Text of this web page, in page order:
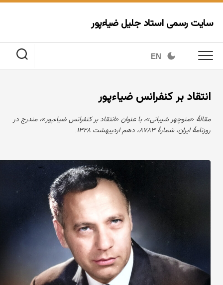
Skip
content
سایت رسمی استاد جلیل ضیاءپور
EN
انتقاد بر کنفرانس ضیاءپور
مقالهٔ «منوچهر شیبانی»، با عنوان «انتقاد بر کنفرانس ضیاءپور»، مندرج در
روزنامهٔ ایران، شمارهٔ ۸۷۸۳، دهم اردیبهشت ۱۳۲۸.